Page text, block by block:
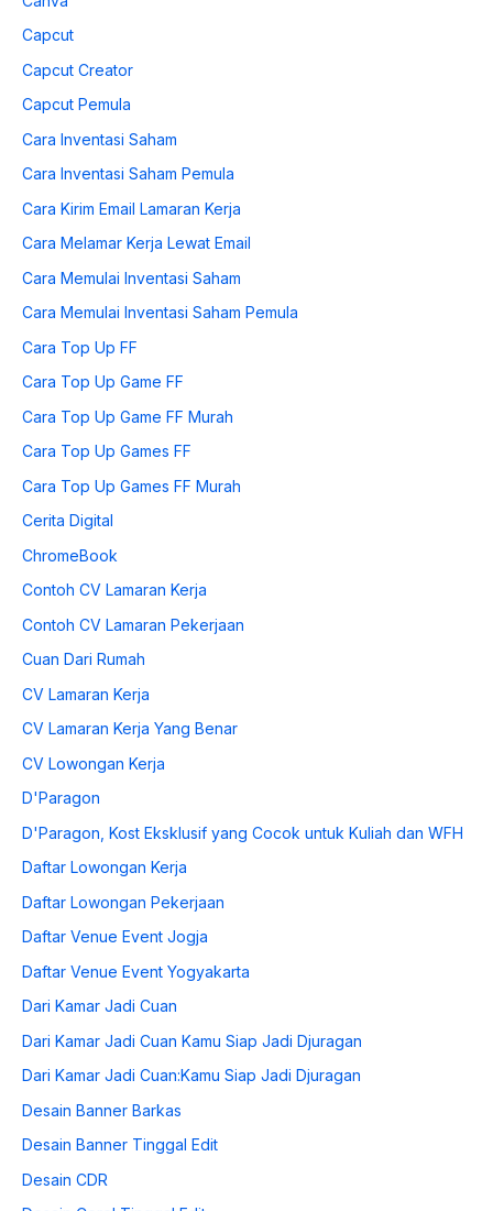
Capcut
Capcut Creator
Capcut Pemula
Cara Inventasi Saham
Cara Inventasi Saham Pemula
Cara Kirim Email Lamaran Kerja
Cara Melamar Kerja Lewat Email
Cara Memulai Inventasi Saham
Cara Memulai Inventasi Saham Pemula
Cara Top Up FF
Cara Top Up Game FF
Cara Top Up Game FF Murah
Cara Top Up Games FF
Cara Top Up Games FF Murah
Cerita Digital
ChromeBook
Contoh CV Lamaran Kerja
Contoh CV Lamaran Pekerjaan
Cuan Dari Rumah
CV Lamaran Kerja
CV Lamaran Kerja Yang Benar
CV Lowongan Kerja
D'Paragon
D'Paragon, Kost Eksklusif yang Cocok untuk Kuliah dan WFH
Daftar Lowongan Kerja
Daftar Lowongan Pekerjaan
Daftar Venue Event Jogja
Daftar Venue Event Yogyakarta
Dari Kamar Jadi Cuan
Dari Kamar Jadi Cuan Kamu Siap Jadi Djuragan
Dari Kamar Jadi Cuan:Kamu Siap Jadi Djuragan
Desain Banner Barkas
Desain Banner Tinggal Edit
Desain CDR